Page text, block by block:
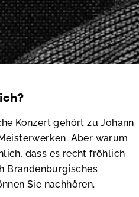
Konzert gehört zu Johann
Aber warum
dass es recht fröhlich
Brandenburgisches
Sie nachhören.